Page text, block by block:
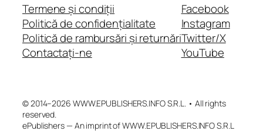
Termene și condiții
Politică de confidențialitate
Politică de rambursări și returnări
Contactați-ne
Facebook
Instagram
Twitter/X
YouTube
© 2014–2026 WWW.EPUBLISHERS.INFO S.R.L. • All rights
reserved.
ePublishers — An imprint of WWW.EPUBLISHERS.INFO S.R.L